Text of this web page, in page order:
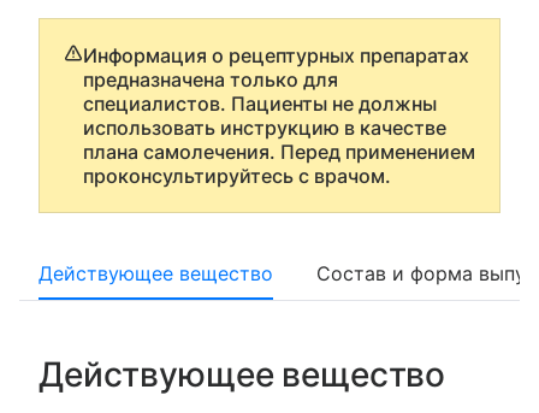
Информация о рецептурных препаратах
предназначена только для
специалистов. Пациенты не должны
использовать инструкцию в качестве
плана самолечения. Перед применением
проконсультируйтесь с врачом.
Действующее вещество Состав и форма
Действующее вещество